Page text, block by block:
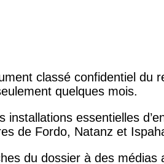
classé confidentiel du
quelques mois.
installations essentielles
de Fordo, Natanz et
du dossier à des médias